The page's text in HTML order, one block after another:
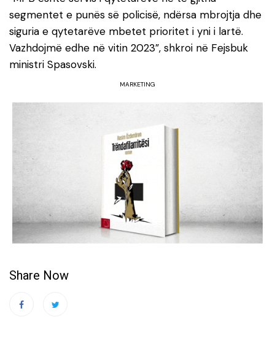
segmentet e punës së policisë, ndërsa mbrojtja dhe
siguria e qytetarëve mbetet prioritet i yni i lartë.
Vazhdojmë edhe në vitin 2023”, shkroi në Fejsbuk
ministri Spasovski.
MARKETING
Share Now